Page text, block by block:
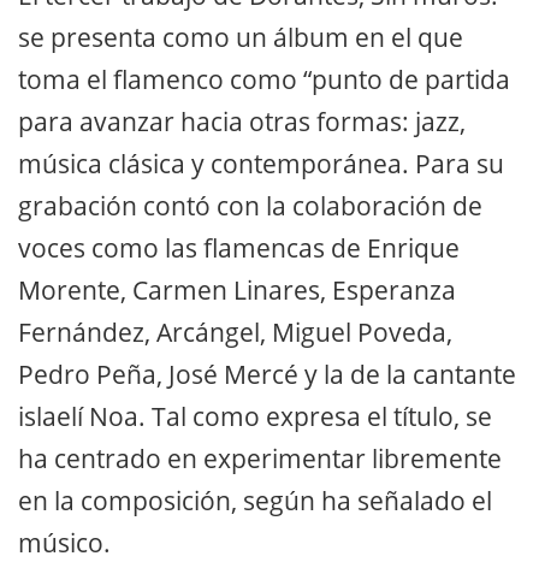
se presenta como un álbum en el que
toma el flamenco como “punto de partida
para avanzar hacia otras formas: jazz,
música clásica y contemporánea. Para su
grabación contó con la colaboración de
voces como las flamencas de Enrique
Morente, Carmen Linares, Esperanza
Fernández, Arcángel, Miguel Poveda,
Pedro Peña, José Mercé y la de la cantante
islaelí Noa. Tal como expresa el título, se
ha centrado en experimentar libremente
en la composición, según ha señalado el
músico.